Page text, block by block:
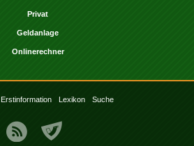
Privat
Geldanlage
Onlinerechner
Erstinformation Lexikon Suche